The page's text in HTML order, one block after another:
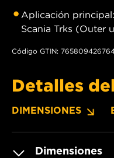
Aplicación
Scania Trks (Outer
Código GTIN:
Detalles
DIMENSIONES
Dimensiones